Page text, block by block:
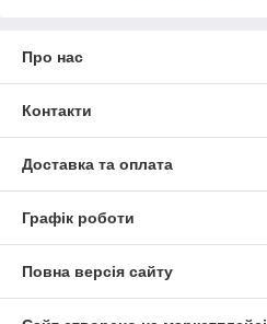
Про нас
Контакти
Доставка та оплата
Графік роботи
Повна версія сайту